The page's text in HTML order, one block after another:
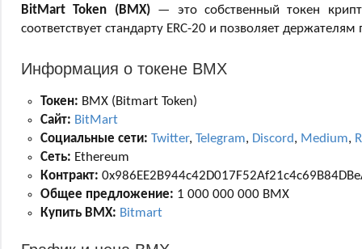
BitMart Token (BMX)— это собственный токен
соответствует стандарту ERC-20 и позволяет
Информация о токене BMX
Токен: BMX (Bitmart Token)
Сайт: BitMart
Социальные сети: Twitter, Telegram, Discord, Medium,
Сеть: Ethereum
Контракт:
Общее предложение: 1 000 000 000 BMX
Купить BMX: Bitmart